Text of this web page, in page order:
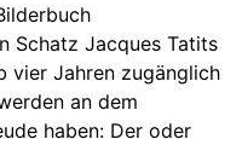
Schatz Jacques Tatits
vier Jahren zugänglich
an dem
haben: Der oder